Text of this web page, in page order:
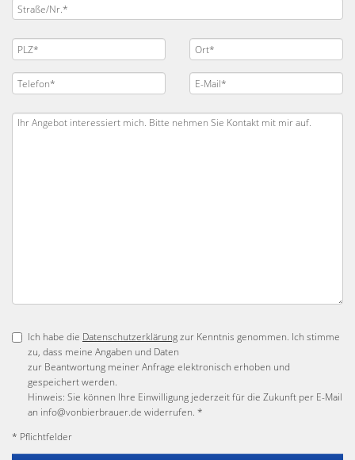
Ich habe die Datenschutzerklärungzur Kenntnis genommen. Ich stimme
zu, dass meine Angaben und Daten
zur Beantwortung meiner Anfrage elektronisch erhoben und
gespeichert werden.
Hinweis: Sie können Ihre Einwilligung jederzeit für die Zukunft per E-Mail
an info@vonbierbrauer.de widerrufen. *
* Pflichtfelder